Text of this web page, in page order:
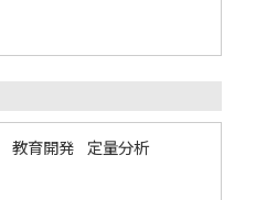
教育開発
定量分析